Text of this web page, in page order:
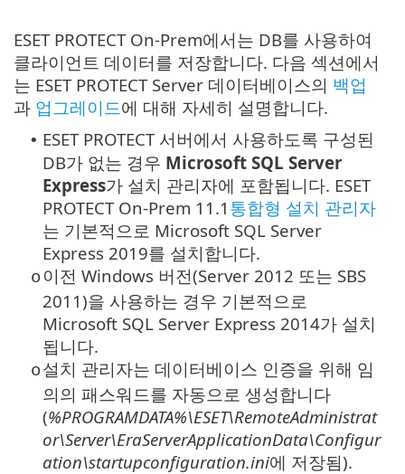
ESET PROTECT On-Prem에서는 DB를 사용하여
클라이언트 데이터를 저장합니다. 다음 섹션에서
는 ESET PROTECT Server 데이터베이스의 백업
과 업그레이드에 대해 자세히 설명합니다.
• ESET PROTECT 서버에서 사용하도록 구성된
DB가 없는 경우 Microsoft SQL Server
Express가 설치 관리자에 포함됩니다. ESET
PROTECT On-Prem 11.1 통합형 설치 관리자
는 기본적으로 Microsoft SQL Server
Express 2019를 설치합니다.
o이전 Windows 버전(Server 2012 또는 SBS
2011)을 사용하는 경우 기본적으로
Microsoft SQL Server Express 2014가 설치
됩니다.
o설치 관리자는 데이터베이스 인증을 위해 임
의의 패스워드를 자동으로 생성합니다
(%PROGRAMDATA%\ESET\RemoteAdministrat
or\Server\EraServerApplicationData\Configur
ation\startupconfiguration.ini에 저장됨).